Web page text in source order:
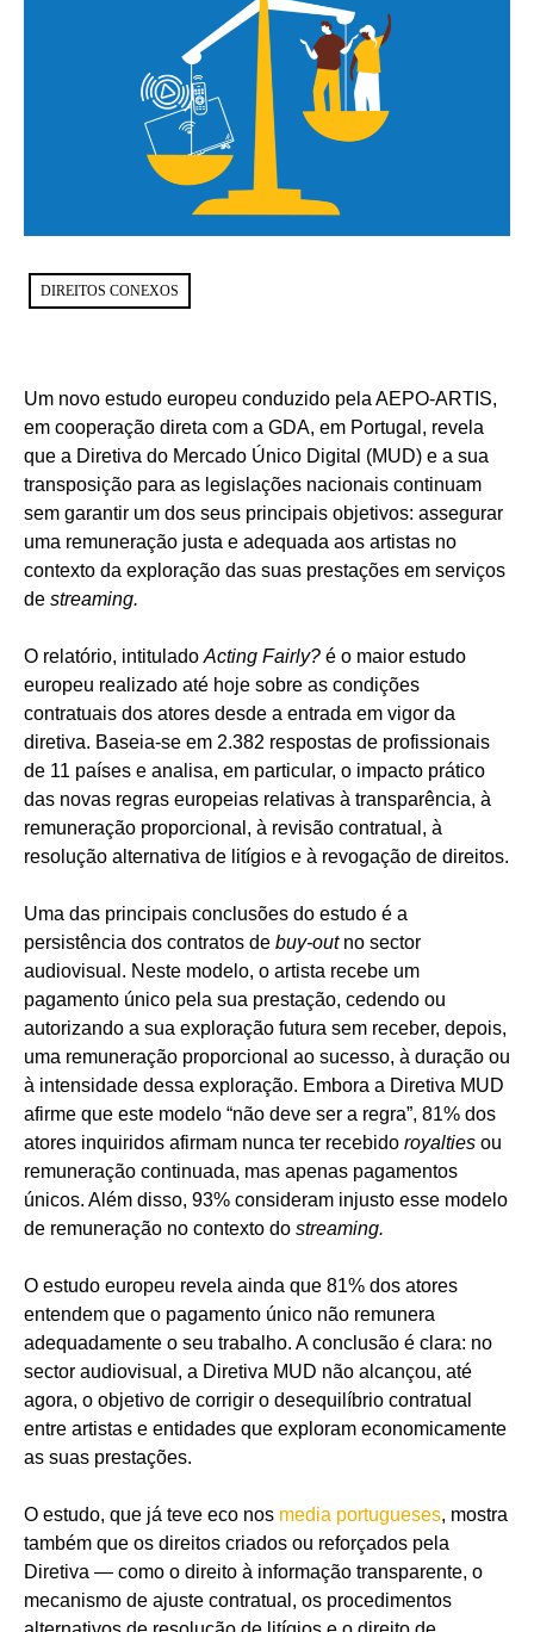
DIREITOS CONEXOS
Um novo estudo europeu conduzido pela AEPO-ARTIS,
em cooperação direta com a GDA, em Portugal, revela
que a Diretiva do Mercado Único Digital (MUD) e a sua
transposição para as legislações nacionais continuam
sem garantir um dos seus principais objetivos: assegurar
uma remuneração justa e adequada aos artistas no
contexto da exploração das suas prestações em serviços
de streaming.
O relatório, intitulado Acting Fairly? é o maior estudo
europeu realizado até hoje sobre as condições
contratuais dos atores desde a entrada em vigor da
diretiva. Baseia-se em 2.382 respostas de profissionais
de 11 países e analisa, em particular, o impacto prático
das novas regras europeias relativas à transparência, à
remuneração proporcional, à revisão contratual, à
resolução alternativa de litígios e à revogação de direitos.
Uma das principais conclusões do estudo é a
persistência dos contratos de buy-out no sector
audiovisual. Neste modelo, o artista recebe um
pagamento único pela sua prestação, cedendo ou
autorizando a sua exploração futura sem receber, depois,
uma remuneração proporcional ao sucesso, à duração ou
à intensidade dessa exploração. Embora a Diretiva MUD
afirme que este modelo “não deve ser a regra”, 81% dos
atores inquiridos afirmam nunca ter recebido royalties ou
remuneração continuada, mas apenas pagamentos
únicos. Além disso, 93% consideram injusto esse modelo
de remuneração no contexto do streaming.
O estudo europeu revela ainda que 81% dos atores
entendem que o pagamento único não remunera
adequadamente o seu trabalho. A conclusão é clara: no
sector audiovisual, a Diretiva MUD não alcançou, até
agora, o objetivo de corrigir o desequilíbrio contratual
entre artistas e entidades que exploram economicamente
as suas prestações.
O estudo, que já teve eco nos media portugueses, mostra
também que os direitos criados ou reforçados pela
Diretiva — como o direito à informação transparente, o
mecanismo de ajuste contratual, os procedimentos